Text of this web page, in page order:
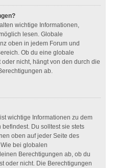
wichtige Informationen,
lesen. Globale
oben in jedem Forum und
Ob du eine globale
nicht, hängt von den durch die
ab.
wichtige Informationen zu dem
Du solltest sie stets
oben auf jeder Seite des
bei globalen
Berechtigungen ab, ob du
oder nicht. Die Berechtigungen